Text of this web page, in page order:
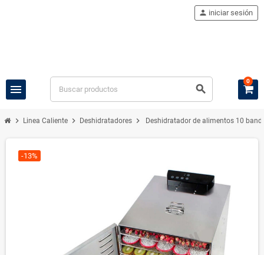
menu search
person iniciar sesión
0
chevron_right Linea Caliente chevron_right Deshidratadores chevron_right Deshidratador de alimentos 10
-13%